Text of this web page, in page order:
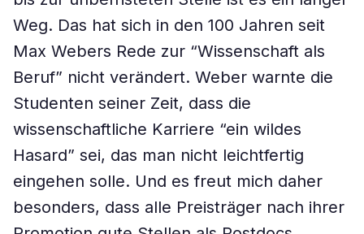
Weg. Das hat sich in den 100 Jahren seit
Max Webers Rede zur “Wissenschaft als
Beruf” nicht verändert. Weber warnte die
Studenten seiner Zeit, dass die
wissenschaftliche Karriere “ein wildes
Hasard” sei, das man nicht leichtfertig
eingehen solle. Und es freut mich daher
besonders, dass alle Preisträger nach ihrer